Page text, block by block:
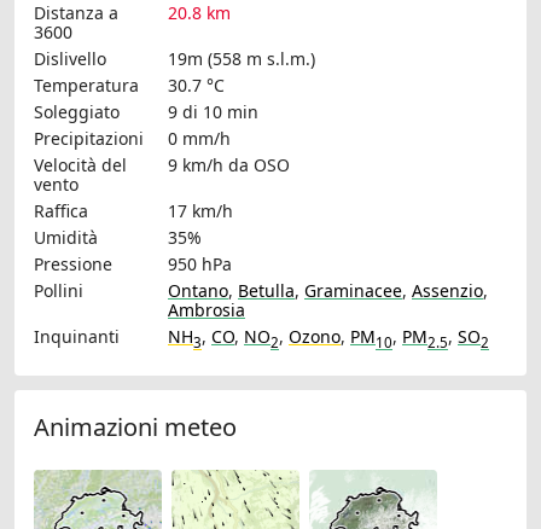
Distanza a
3600
20.8 km
Dislivello
19m (558 m s.l.m.)
Temperatura
30.7 °C
Soleggiato
9 di 10 min
Precipitazioni
0 mm/h
Velocità del
vento
9 km/h da OSO
Raffica
17 km/h
Umidità
35%
Pressione
950 hPa
Pollini
Ontano, Betulla, Graminacee, Assenzio,
Ambrosia
Inquinanti
NH3, CO, NO2, Ozono, PM10, PM2.5, SO2
Animazioni meteo